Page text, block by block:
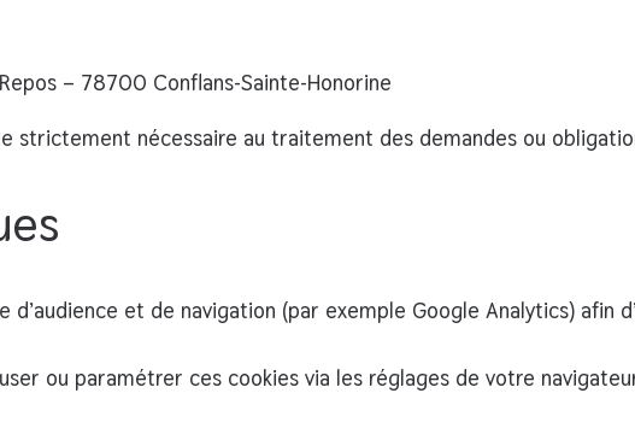
– 78700 Conflans-Sainte-Honorine
strictement nécessaire au traitement des demandes ou
et de navigation (par exemple Google Analytics) afin
ou paramétrer ces cookies via les réglages de votre